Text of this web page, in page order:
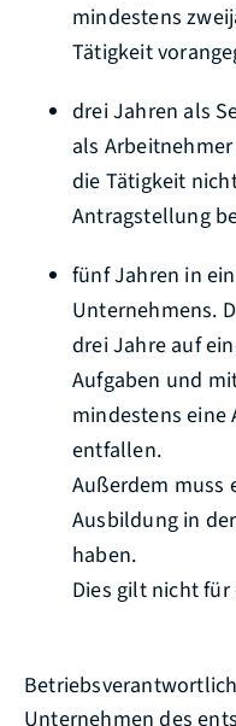
mindestens
Tätigkeit
drei Jahren als
als
die Tätigkeit
Antragstellung
fünf Jahren in
Unternehmens.
drei Jahre auf
Aufgaben und
mindestens eine
entfallen.
Außerdem muss
Ausbildung in
haben.
Dies gilt nicht für
Unternehmen des